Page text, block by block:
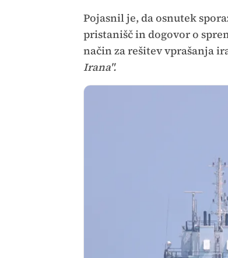
Pojasnil je, da osnutek
pristanišč in dogovor o
način za rešitev vprašanja
Irana".